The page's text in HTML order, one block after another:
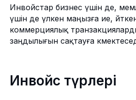
Инвойстар бизнес үшін де,
үшін де үлкен маңызға ие,
коммерциялық
заңдылығын сақтауға
Инвойс түрлері